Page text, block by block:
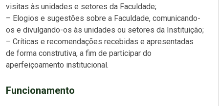
visitas às unidades e setores da Faculdade;
– Elogios e sugestões sobre a Faculdade, comunicando-
os e divulgando-os às unidades ou setores da Instituição;
– Críticas e recomendações recebidas e apresentadas
de forma construtiva, a fim de participar do
aperfeiçoamento institucional.
Funcionamento